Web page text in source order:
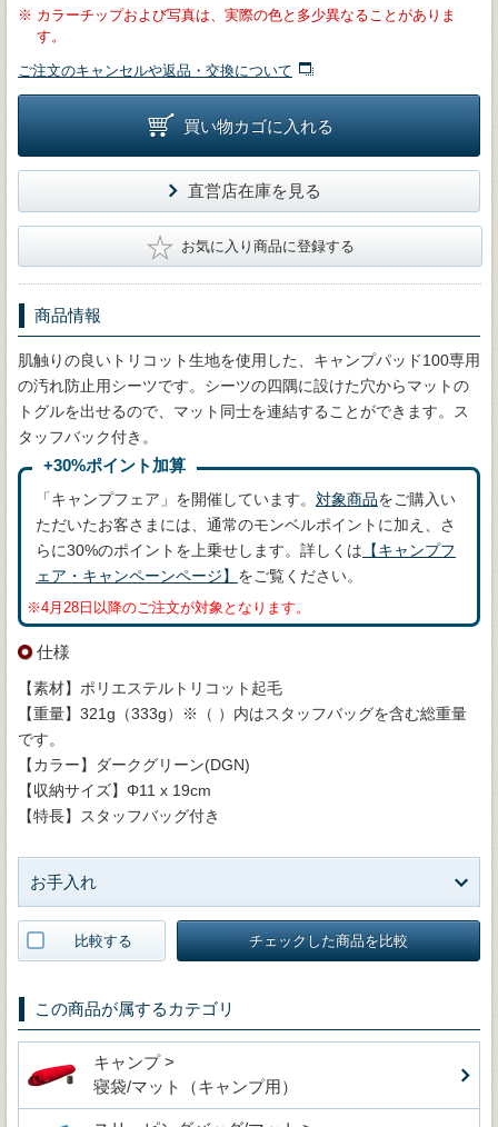
※ カラーチップおよび写真は、実際の色と多少異なることがありま
す。
ご注文のキャンセルや返品・交換について
買い物カゴに入れる
直営店在庫を見る
★ お気に入り商品に登録する
商品情報
肌触りの良いトリコット生地を使用した、キャンプパッド100専用
の汚れ防止用シーツです。シーツの四隅に設けた穴からマットの
トグルを出せるので、マット同士を連結することができます。ス
タッフバック付き。
+30%ポイント加算
「キャンプフェア」を開催しています。 対象商品をご購入い
ただいたお客さまには、通常のモンベルポイントに加え、さ
らに30%のポイントを上乗せします。詳しくは 【キャンプフ
ェア・キャンペーンページ】 をご覧ください。
※4月28日以降のご注文が対象となります。
仕様
【素材】ポリエステルトリコット起毛
【重量】321g（333g）※（ ）内はスタッフバッグを含む総重量
です。
【カラー】ダークグリーン(DGN)
【収納サイズ】Φ11 x 19cm
【特長】スタッフバッグ付き
お手入れ
比較する チェックした商品を比較
この商品が属するカテゴリ
キャンプ >
寝袋/マット（キャンプ用）